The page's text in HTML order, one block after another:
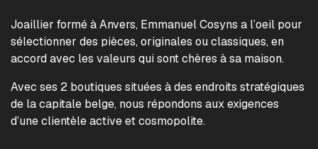
Joaillier formé à Anvers, Emmanuel Cosyns a l’oeil pour
sélectionner des pièces, originales ou classiques, en
accord avec les valeurs qui sont chères à sa maison.
Avec ses 2 boutiques situées à des endroits stratégiques
de la capitale belge, nous répondons aux exigences
d’une clientèle active et cosmopolite.